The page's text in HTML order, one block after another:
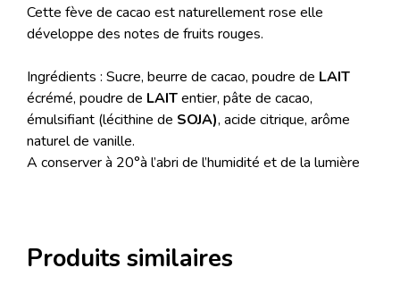
Cette fève de cacao est naturellement rose elle
développe des notes de fruits rouges.
Ingrédients : Sucre, beurre de cacao, poudre de LAIT
écrémé, poudre de LAITentier, pâte de cacao,
émulsifiant (lécithine de SOJA), acide citrique, arôme
naturel de vanille.
A conserver à 20°à l’abri de l’humidité et de la lumière
Produits similaires